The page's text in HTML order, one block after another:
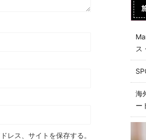
レス、サイトを保存する。
ス
海
ー